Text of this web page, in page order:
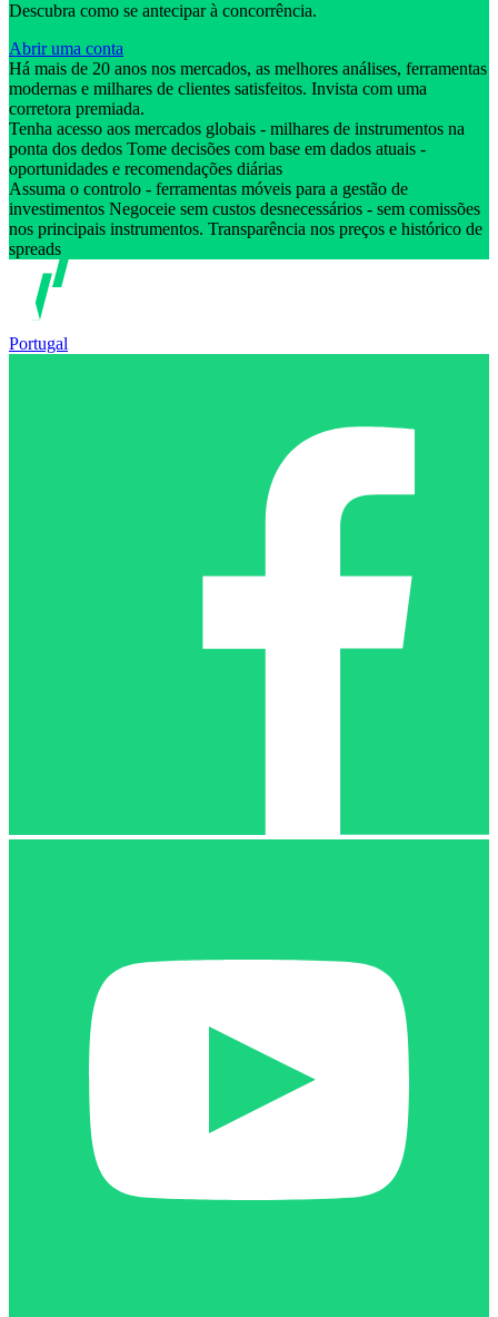
Descubra como se antecipar à concorrência.
Abrir uma conta
Há mais de 20 anos nos mercados, as melhores análises, ferramentas
modernas e milhares de clientes satisfeitos. Invista com uma
corretora premiada.
Tenha acesso aos mercados globais - milhares de instrumentos na
ponta dos dedos Tome decisões com base em dados atuais -
oportunidades e recomendações diárias
Assuma o controlo - ferramentas móveis para a gestão de
investimentos Negoceie sem custos desnecessários - sem comissões
nos principais instrumentos. Transparência nos preços e histórico de
spreads
Portugal